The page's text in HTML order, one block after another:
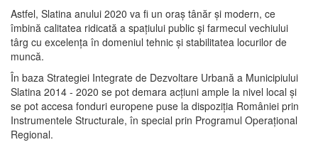
Astfel, Slatina anului 2020 va fi un oraş tânăr şi modern, ce
îmbină calitatea ridicată a spaţiului public şi farmecul vechiului
târg cu excelenţa în domeniul tehnic şi stabilitatea locurilor de
muncă.
În baza Strategiei Integrate de Dezvoltare Urbană a Municipiului
Slatina 2014 - 2020 se pot demara acţiuni ample la nivel local şi
se pot accesa fonduri europene puse la dispoziţia României prin
Instrumentele Structurale, în special prin Programul Operațional
Regional.